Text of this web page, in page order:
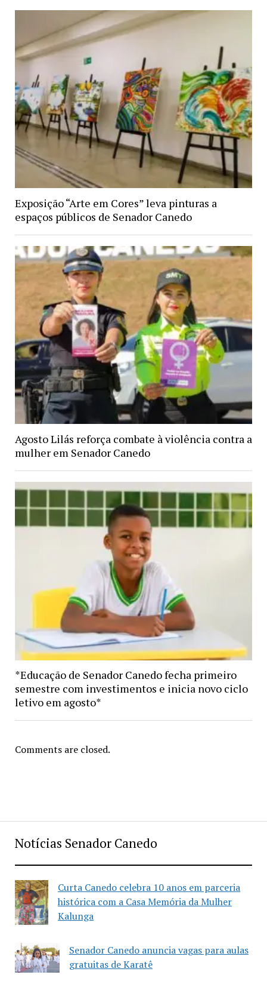
Notícias Senador Canedo
Curta Canedo celebra 10 anos em parceria
histórica com a Casa Memória da Mulher
Kalunga
Senador Canedo anuncia vagas para aulas
gratuitas de Karatê
Exposição “Arte em Cores” leva pinturas a
espaços públicos de Senador Canedo
Agosto Lilás reforça combate à violência contra a
mulher em Senador Canedo
*Educação de Senador Canedo fecha primeiro
semestre com investimentos e inicia novo ciclo
letivo em agosto*
Comments are closed.